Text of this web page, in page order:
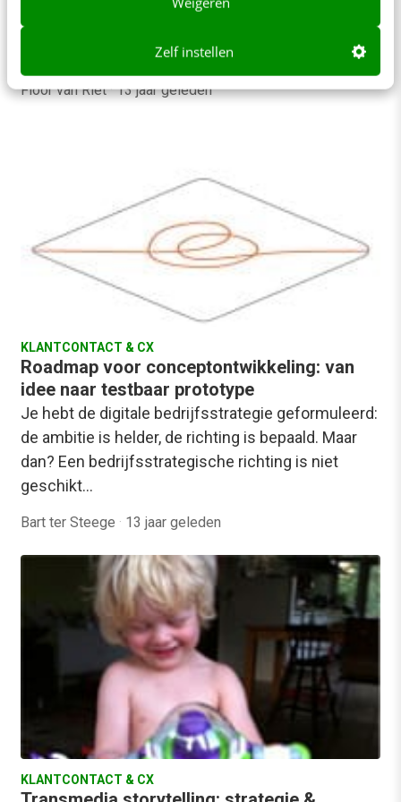
Zelf instellen
De ontwikkeling van een (mobiele) site of app
begint uiteraard met een strategiefase. Als deze
online strategie staat, ga je aan de…
Floor van Riet· 13 jaar geleden
KLANTCONTACT & CX
Roadmap voor conceptontwikkeling: van
idee naar testbaar prototype
Je hebt de digitale bedrijfsstrategie geformuleerd:
de ambitie is helder, de richting is bepaald. Maar
dan? Een bedrijfsstrategische richting is niet
geschikt…
Bart ter Steege · 13 jaar geleden
KLANTCONTACT & CX